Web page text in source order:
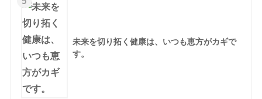
未来を切り拓く健康は、いつも恵方がカギで
す。